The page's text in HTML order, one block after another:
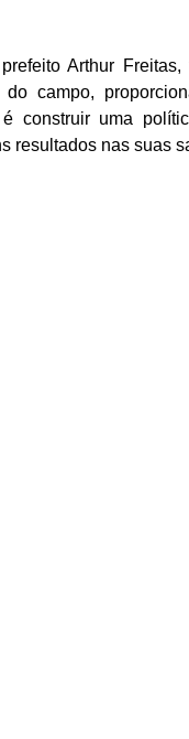
prefeito Arthur
do campo,
construir uma
resultados nas suas